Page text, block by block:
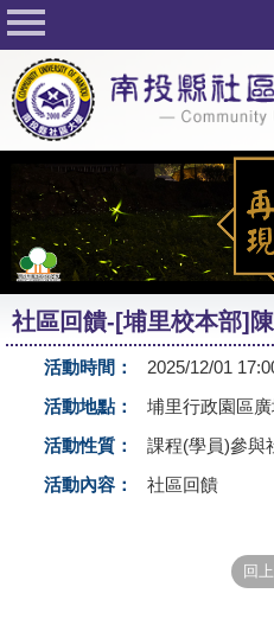
回首頁
關於社大
公佈欄
行事曆
最新活動
活動花絮
課程一覽表
志工與社團
友站連結
社區回饋-[埔里校本部]
活動時間：
2025/12/01
活動地點：
埔里行政園區
活動性質：
課程(學員)參與
活動內容：
社區回饋